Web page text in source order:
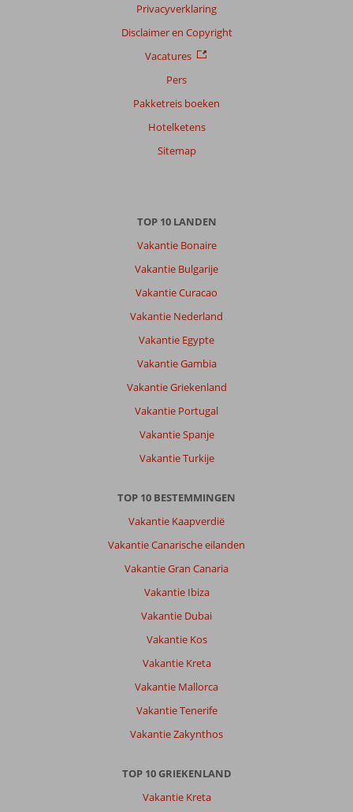
Privacyverklaring
Disclaimer en Copyright
Vacatures
Pers
Pakketreis boeken
Hotelketens
Sitemap
TOP 10 LANDEN
Vakantie Bonaire
Vakantie Bulgarije
Vakantie Curacao
Vakantie Nederland
Vakantie Egypte
Vakantie Gambia
Vakantie Griekenland
Vakantie Portugal
Vakantie Spanje
Vakantie Turkije
TOP 10 BESTEMMINGEN
Vakantie Kaapverdië
Vakantie Canarische eilanden
Vakantie Gran Canaria
Vakantie Ibiza
Vakantie Dubai
Vakantie Kos
Vakantie Kreta
Vakantie Mallorca
Vakantie Tenerife
Vakantie Zakynthos
TOP 10 GRIEKENLAND
Vakantie Kreta